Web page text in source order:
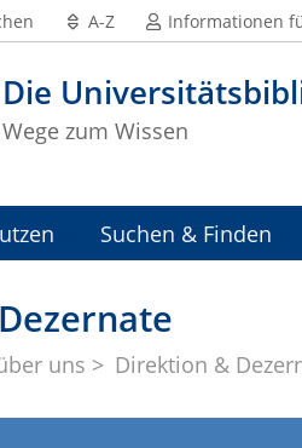
Die
Wege zum Wissen
A-Z Informationen
Suchen & Finden
uns Direktion &